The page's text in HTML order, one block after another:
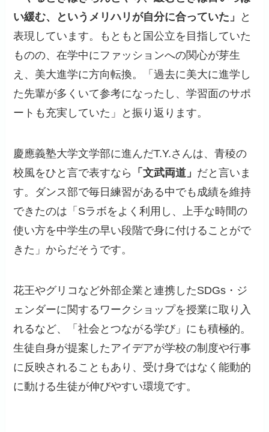
い緩む、というメリハリが自分に合っていた」
と
表現しています。もともと国公立を目指していた
ものの、在学中にファッションへの関心が芽生
え、美大進学に方向転換。「過去に美大に進学し
た先輩が多くいて参考になったし、学習面のサポ
ートも充実していた」と振り返ります。
慶應義塾大学文学部に進んだT.Y.さんは、青稜の
校風をひと言で表すなら
「文武両道」 だと言いま
す。ダンス部で毎日練習がある中でも成績を維持
できたのは「Sラボをよく利用し、上手な時間の
使い方を中学生の早い段階で身に付けることがで
きた」からだそうです。
花王やグリコなど外部企業と連携したSDGs・ジ
ェンダーに関するワークショップを授業に取り入
れるなど、「社会とつながる学び」にも積極的。
生徒自身が提案したアイデアが学校の制度や行事
に反映されることもあり、受け身ではなく能動的
に動ける生徒が伸びやすい環境です。